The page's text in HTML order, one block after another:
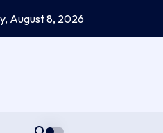
August 8, 2026